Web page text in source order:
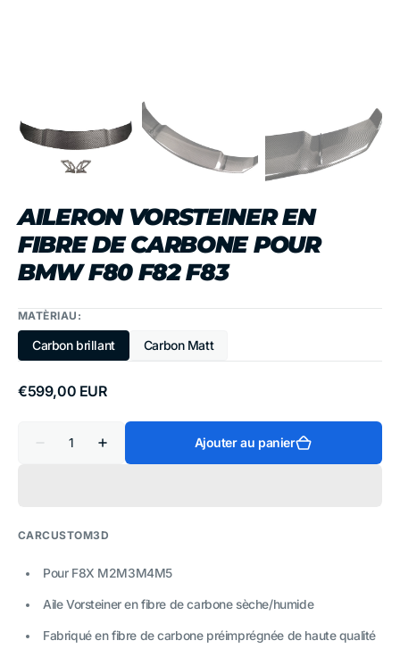
AILERON VORSTEINER EN
FIBRE DE CARBONE POUR
BMW F80 F82 F83
MATÈRIAU:
Carbon brillant
Variante
ou
Carbon Matt
Variante
Prix
€599,00 EUR
Réduire
en
fibre
carbone
pour
F80
F83
Augmenter
en
fibre
carbone
pour
F80
F83
Ajouter au panier
CARCUSTOM3D
Pour F8X M2M3M4M5
Aile Vorsteiner en fibre de carbone sèche/humide
Fabriqué en fibre de carbone préimprégnée de haute qualité